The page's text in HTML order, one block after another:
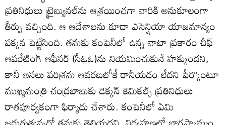
ప్రతినిధులు ట్రైబ్యునల్‌ను ఆశ్రయించగా వారికి అనుకూలంగా
తీర్పు వచ్చింది. ఆ ఆదేశాలను కూడా ఎసెన్షియా యాజమాన్యం
పక్కన పెట్టేసింది. తమకు కంపెనీలో ఉన్న వాటా ప్రకారం చీఫ్‌
ఆపరేటింగ్‌ ఆఫీసర్‌ (సీఓఓ)ను నియమించుకునే హక్కుందని,
కానీ అసలు పరిశ్రమ ఆవరణలోకే రానీయడం లేదని పేర్కొంటూ
ముఖ్యమంత్రి చంద్రబాబుకు డెక్కన్‌ కెమికల్స్‌ ప్రతినిధులు
రాతపూర్వకంగా ఫిర్యాదు చేశారు. కంపెనీలో ఏమి